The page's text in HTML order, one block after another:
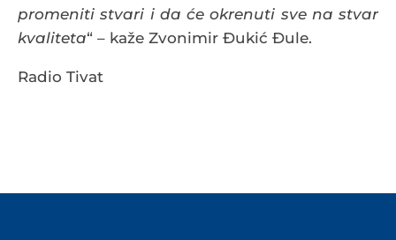
promeniti stvari i da će okrenuti sve na stvar
kvaliteta“ – kaže Zvonimir Đukić Đule.
Radio Tivat